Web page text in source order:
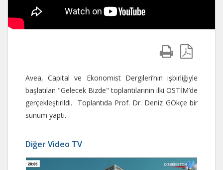
Avea, Capital ve Ekonomist Dergileri’nin işbirliğiyle
başlatılan "Gelecek Bizde" toplantılarının ilki OSTİM’de
gerçekleştirildi. Toplantıda Prof. Dr. Deniz GÖkçe bir
sunum yaptı.
Diğer Video TV